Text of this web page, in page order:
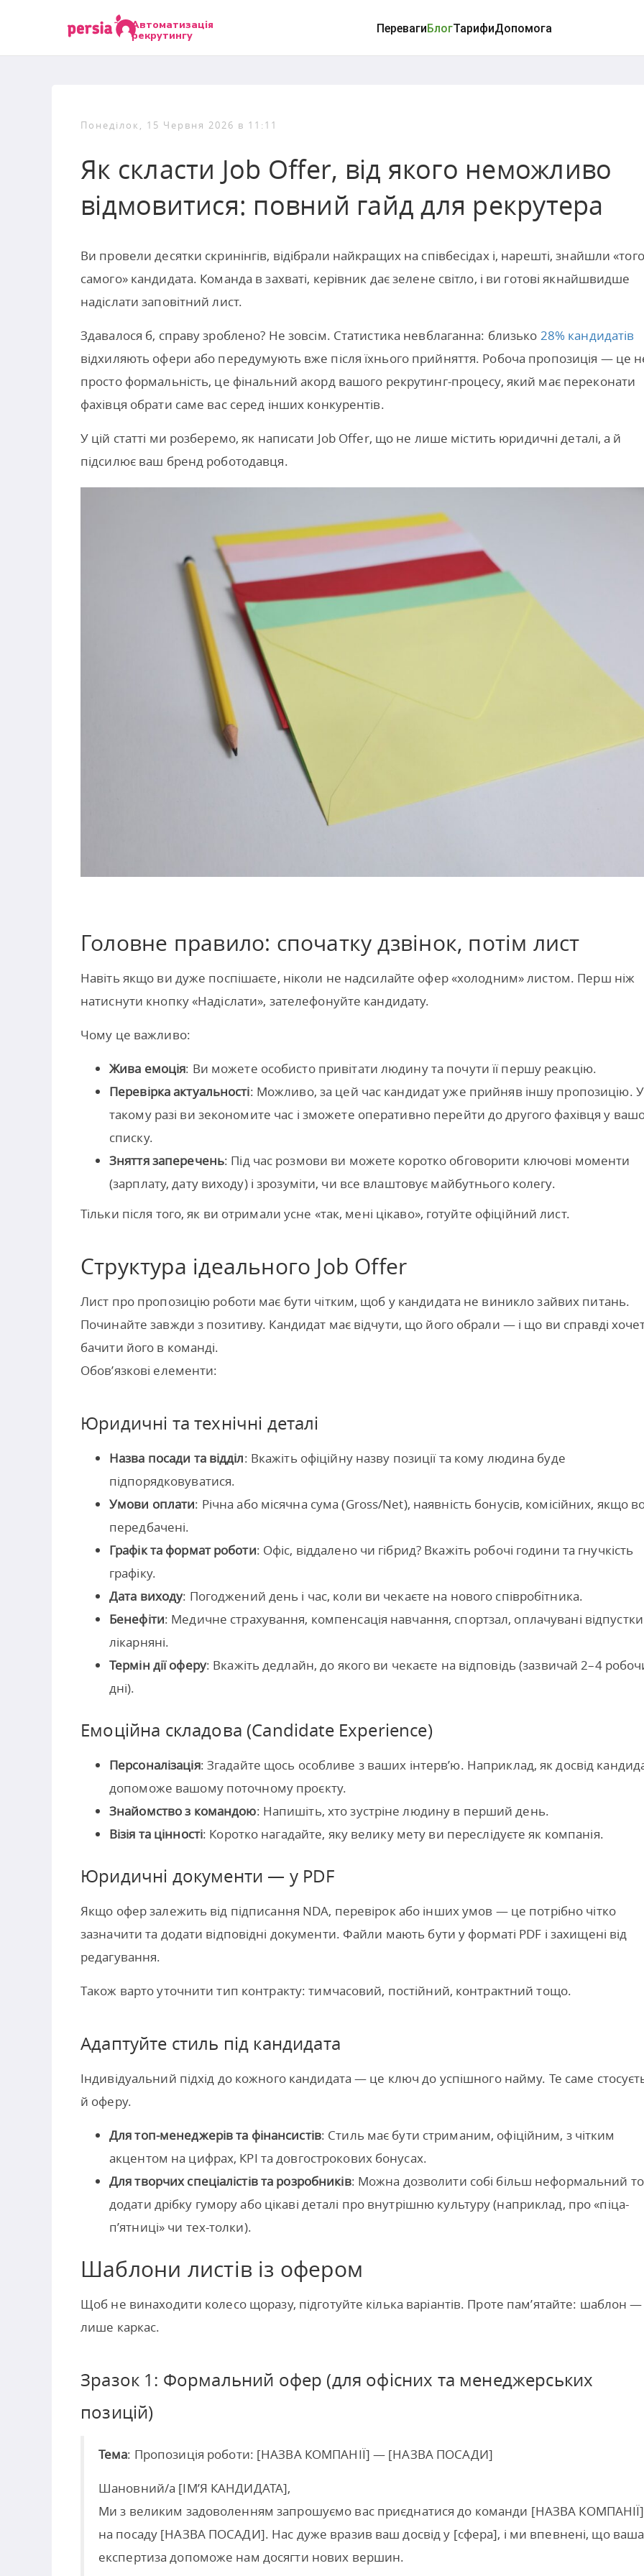
Автоматизація
рекрутингу
ПеревагиБлогТарифиДопомога
Понеділок, 15 Червня 2026 в 11:11
Як скласти Job Offer, від якого неможливо
відмовитися: повний гайд для рекрутера
Ви провели десятки скринінгів, відібрали найкращих на співбесідах і, нарешті, знайшли «того
самого» кандидата. Команда в захваті, керівник дає зелене світло, і ви готові якнайшвидше
надіслати заповітний лист.
Здавалося б, справу зроблено? Не зовсім. Статистика невблаганна: близько 28% кандидатів
відхиляють офери або передумують вже після їхнього прийняття. Робоча пропозиція — це
просто формальність, це фінальний акорд вашого рекрутинг-процесу, який має переконати
фахівця обрати саме вас серед інших конкурентів.
У цій статті ми розберемо, як написати Job Offer, що не лише містить юридичні деталі, а й
підсилює ваш бренд роботодавця.
Головне правило: спочатку дзвінок, потім лист
Навіть якщо ви дуже поспішаєте, ніколи не надсилайте офер «холодним» листом. Перш ніж
натиснути кнопку «Надіслати», зателефонуйте кандидату.
Чому це важливо:
Жива емоція: Ви можете особисто привітати людину та почути її першу реакцію.
Перевірка актуальності: Можливо, за цей час кандидат уже прийняв іншу пропозицію. У
такому разі ви зекономите час і зможете оперативно перейти до другого фахівця у
списку.
Зняття заперечень: Під час розмови ви можете коротко обговорити ключові моменти
(зарплату, дату виходу) і зрозуміти, чи все влаштовує майбутнього колегу.
Тільки після того, як ви отримали усне «так, мені цікаво», готуйте офіційний лист.
Структура ідеального Job Offer
Лист про пропозицію роботи має бути чітким, щоб у кандидата не виникло зайвих питань.
Починайте завжди з позитиву. Кандидат має відчути, що його обрали — і що ви справді
бачити його в команді.
Обов’язкові елементи:
Юридичні та технічні деталі
Назва посади та відділ: Вкажіть офіційну назву позиції та кому людина буде
підпорядковуватися.
Умови оплати: Річна або місячна сума (Gross/Net), наявність бонусів, комісійних, якщо
передбачені.
Графік та формат роботи: Офіс, віддалено чи гібрид? Вкажіть робочі години та гнучкість
графіку.
Дата виходу: Погоджений день і час, коли ви чекаєте на нового співробітника.
Бенефіти: Медичне страхування, компенсація навчання, спортзал, оплачувані
лікарняні.
Термін дії оферу: Вкажіть дедлайн, до якого ви чекаєте на відповідь (зазвичай 2–4
дні).
Емоційна складова (Candidate Experience)
Персоналізація: Згадайте щось особливе з ваших інтерв’ю. Наприклад, як досвід
допоможе вашому поточному проєкту.
Знайомство з командою: Напишіть, хто зустріне людину в перший день.
Візія та цінності: Коротко нагадайте, яку велику мету ви переслідуєте як компанія.
Юридичні документи — у PDF
Якщо офер залежить від підписання NDA, перевірок або інших умов — це потрібно чітко
зазначити та додати відповідні документи. Файли мають бути у форматі PDF і захищені від
редагування.
Також варто уточнити тип контракту: тимчасовий, постійний, контрактний тощо.
Адаптуйте стиль під кандидата
Індивідуальний підхід до кожного кандидата — це ключ до успішного найму. Те саме
й оферу.
Для топ-менеджерів та фінансистів: Стиль має бути стриманим, офіційним, з чітким
акцентом на цифрах, КРІ та довгострокових бонусах.
Для творчих спеціалістів та розробників: Можна дозволити собі більш неформальний
додати дрібку гумору або цікаві деталі про внутрішню культуру (наприклад, про «піца-
п’ятниці» чи тех-толки).
Шаблони листів із офером
Щоб не винаходити колесо щоразу, підготуйте кілька варіантів. Проте пам’ятайте: шаблон
лише каркас.
Зразок 1: Формальний офер (для офісних та менеджерських
позицій)
Тема: Пропозиція роботи: [НАЗВА КОМПАНІЇ] — [НАЗВА ПОСАДИ]
Шановний/а [ІМ’Я КАНДИДАТА],
Ми з великим задоволенням запрошуємо вас приєднатися до команди [НАЗВА КОМПАНІЇ]
на посаду [НАЗВА ПОСАДИ]. Нас дуже вразив ваш досвід у [сфера], і ми впевнені, що ваша
експертиза допоможе нам досягти нових вершин.